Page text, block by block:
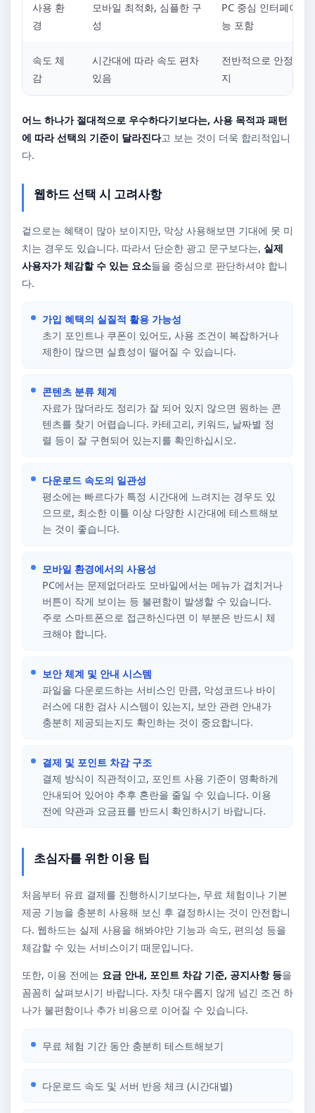
사용 환
경
모바일 최적화, 심플한 구
성
PC 중심 인터페이스,
능 포함
속도 체
감
시간대에 따라 속도 편차
있음
전반적으로 안정적
지
어느 하나가 절대적으로 우수하다기보다는, 사용 목적과 패턴
에 따라 선택의 기준이 달라진다고 보는 것이 더욱 합리적입니
다.
웹하드 선택 시 고려사항
겉으로는 혜택이 많아 보이지만, 막상 사용해보면 기대에 못 미
치는 경우도 있습니다. 따라서 단순한 광고 문구보다는, 실제
사용자가 체감할 수 있는 요소들을 중심으로 판단하셔야 합니
다.
가입 혜택의 실질적 활용 가능성
초기 포인트나 쿠폰이 있어도, 사용 조건이 복잡하거나
제한이 많으면 실효성이 떨어질 수 있습니다.
콘텐츠 분류 체계
자료가 많더라도 정리가 잘 되어 있지 않으면 원하는 콘
텐츠를 찾기 어렵습니다. 카테고리, 키워드, 날짜별 정
렬 등이 잘 구현되어 있는지를 확인하십시오.
다운로드 속도의 일관성
평소에는 빠르다가 특정 시간대에 느려지는 경우도 있
으므로, 최소한 이틀 이상 다양한 시간대에 테스트해보
는 것이 좋습니다.
모바일 환경에서의 사용성
PC에서는 문제없더라도 모바일에서는 메뉴가 겹치거나
버튼이 작게 보이는 등 불편함이 발생할 수 있습니다.
주로 스마트폰으로 접근하신다면 이 부분은 반드시 체
크해야 합니다.
보안 체계 및 안내 시스템
파일을 다운로드하는 서비스인 만큼, 악성코드나 바이
러스에 대한 검사 시스템이 있는지, 보안 관련 안내가
충분히 제공되는지도 확인하는 것이 중요합니다.
결제 및 포인트 차감 구조
결제 방식이 직관적이고, 포인트 사용 기준이 명확하게
안내되어 있어야 추후 혼란을 줄일 수 있습니다. 이용
전에 약관과 요금표를 반드시 확인하시기 바랍니다.
초심자를 위한 이용 팁
처음부터 유료 결제를 진행하시기보다는, 무료 체험이나 기본
제공 기능을 충분히 사용해 보신 후 결정하시는 것이 안전합니
다. 웹하드는 실제 사용을 해봐야만 기능과 속도, 편의성 등을
체감할 수 있는 서비스이기 때문입니다.
또한, 이용 전에는 요금 안내, 포인트 차감 기준, 공지사항 등을
꼼꼼히 살펴보시기 바랍니다. 자칫 대수롭지 않게 넘긴 조건 하
나가 불편함이나 추가 비용으로 이어질 수 있습니다.
무료 체험 기간 동안 충분히 테스트해보기
다운로드 속도 및 서버 반응 체크 (시간대별)